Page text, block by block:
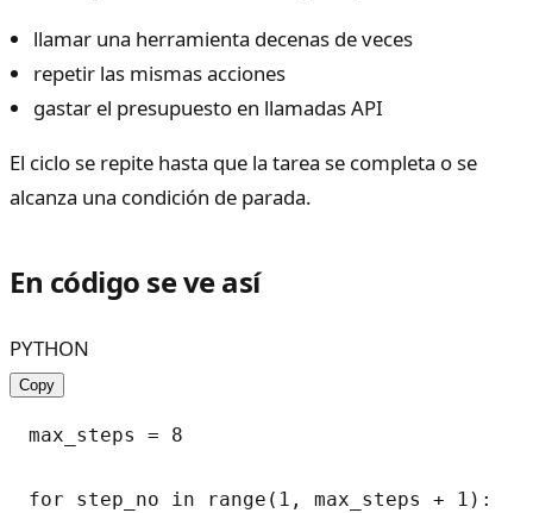
llamar una herramienta decenas de veces
repetir las mismas acciones
gastar el presupuesto en llamadas API
El ciclo se repite hasta que la tarea se completa o se
alcanza una condición de parada.
En código se ve así
PYTHON
Copy
max_steps = 8
for step_no in range(1, max_steps + 1):